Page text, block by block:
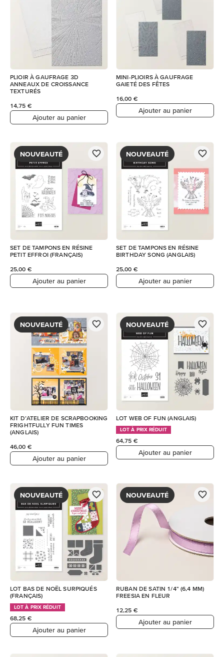
PLIOIR À GAUFRAGE 3D
ANNEAUX DE CROISSANCE
TEXTURÉS
14,75 €
Ajouter au panier
MINI-PLIOIRS À GAUFRAGE
GAIETÉ DES FÊTES
16,00 €
Ajouter au panier
NOUVEAUTÉ
SET DE TAMPONS EN RÉSINE
PETIT EFFROI (FRANÇAIS)
25,00 €
Ajouter au panier
NOUVEAUTÉ
SET DE TAMPONS EN RÉSINE
BIRTHDAY SONG (ANGLAIS)
25,00 €
Ajouter au panier
NOUVEAUTÉ
KIT D’ATELIER DE SCRAPBOOKING
FRIGHTFULLY FUN TIMES
(ANGLAIS)
46,00 €
Ajouter au panier
NOUVEAUTÉ
LOT WEB OF FUN (ANGLAIS)
LOT À PRIX RÉDUIT
64,75 €
Ajouter au panier
NOUVEAUTÉ
LOT BAS DE NOËL SURPIQUÉS
(FRANÇAIS)
LOT À PRIX RÉDUIT
68,25 €
Ajouter au panier
NOUVEAUTÉ
RUBAN DE SATIN 1/4" (6,4 MM)
FREESIA EN FLEUR
12,25 €
Ajouter au panier